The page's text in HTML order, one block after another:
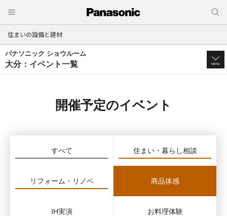
住まいの設備と建材
パナソニック ショウルーム
大分：イベント一覧 MENU
開催予定のイベント
すべて 住まい・暮らし相談
リフォーム・リノベ 商品体感
IH実演 お料理体験